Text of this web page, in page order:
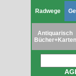
Radwege
Antiquarisch
Bücher+Karten